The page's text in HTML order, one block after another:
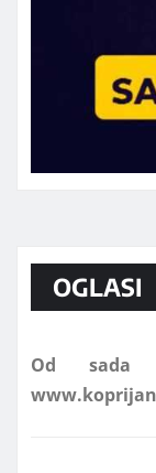
OGLASI
Od